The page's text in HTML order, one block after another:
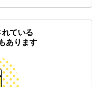
ている
あります